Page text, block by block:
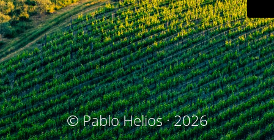
© Pablo Helios · 2026